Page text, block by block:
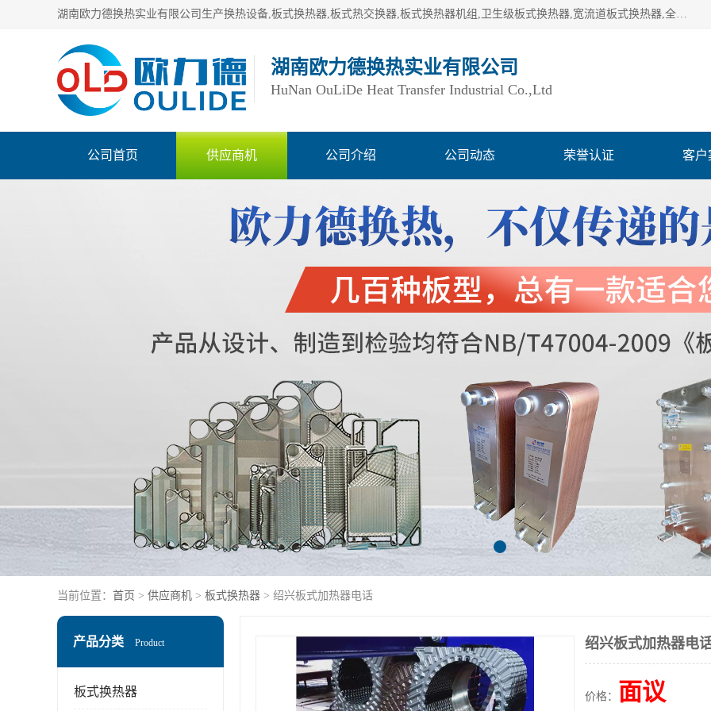
湖南欧力德换热实业有限公司生产换热设备,板式换热器,板式热交换器,板式换热器机组,卫生级板式换热器,宽流道板式换热器,全焊接板式换热器,钎焊板式换热器,钛材板式换热器,容积式换热器,盘管换热,不锈钢水箱,定压补水机组,变频供水机组等,用户覆盖：湖南、湖北、广西、广东、海南、云南、贵州等全国各地。
湖南欧力德换热实业有限公司
HuNan OuLiDe Heat Transfer Industrial Co.,Ltd
公司首页 供应商机 公司介绍 公司动态 荣誉认证 客户
当前位置： 首页 > 供应商机 > 板式换热器 > 绍兴板式加热器电话
产品分类 Product
板式换热器
绍兴板式加热器电
价格： 面议